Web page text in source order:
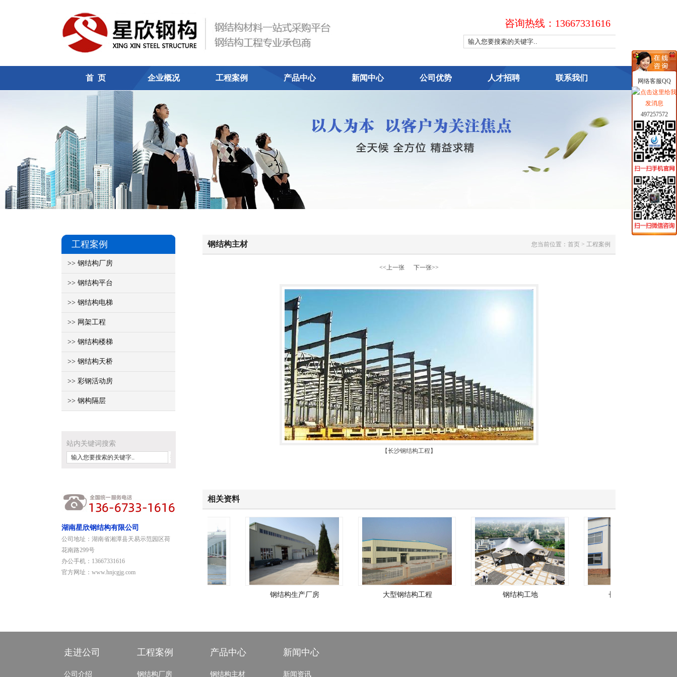
咨询热线：13667331616
首 页 企业概况 工程案例 产品中心 新闻中心 公司优势 人才招聘 联系我们
工程案例
>> 钢结构厂房
>> 钢结构平台
>> 钢结构电梯
>> 网架工程
>> 钢结构楼梯
>> 钢结构天桥
>> 彩钢活动房
>> 钢构隔层
站内关键词搜索
湖南星欣钢结构有限公司
公司地址：湖南省湘潭县天易示范园区荷
花南路299号
办公手机：13667331616
官方网址：www.hnjcgjg.com
钢结构主材 您当前位置：首页 > 工程案例
<<上一张 下一张>>
【长沙钢结构工程】
相关资料
钢结构生产厂房 大型钢结构工程 钢结构工地 长沙钢结构厂房
走进公司
公司介绍
工程案例
钢结构厂房
产品中心
钢结构主材
新闻中心
新闻资讯
网络客服QQ
497257572